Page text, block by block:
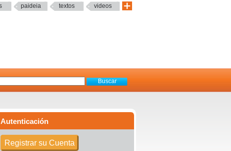
paideia textos videos
Autenticación
Registrar su Cuenta